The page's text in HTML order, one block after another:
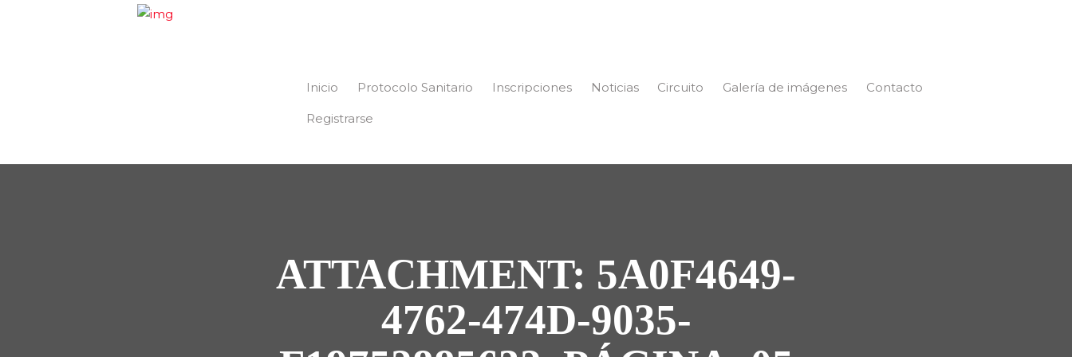
Inicio Protocolo Sanitario Inscripciones Noticias Circuito Galería de imágenes Contacto
Registrarse
ATTACHMENT: 5A0F4649-
4762-474D-9035-